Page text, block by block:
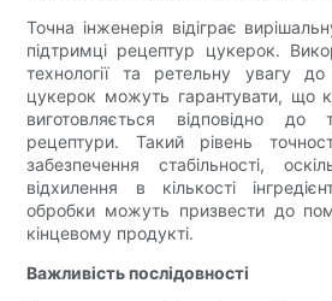
Точна інженерія відіграє
підтримці рецептур цукерок.
технології та ретельну увагу
цукерок можуть гарантувати, що
виготовляється відповідно до
рецептури. Такий рівень
забезпечення стабільності,
відхилення в кількості
обробки можуть призвести до
кінцевому продукті.
Важливість послідовності